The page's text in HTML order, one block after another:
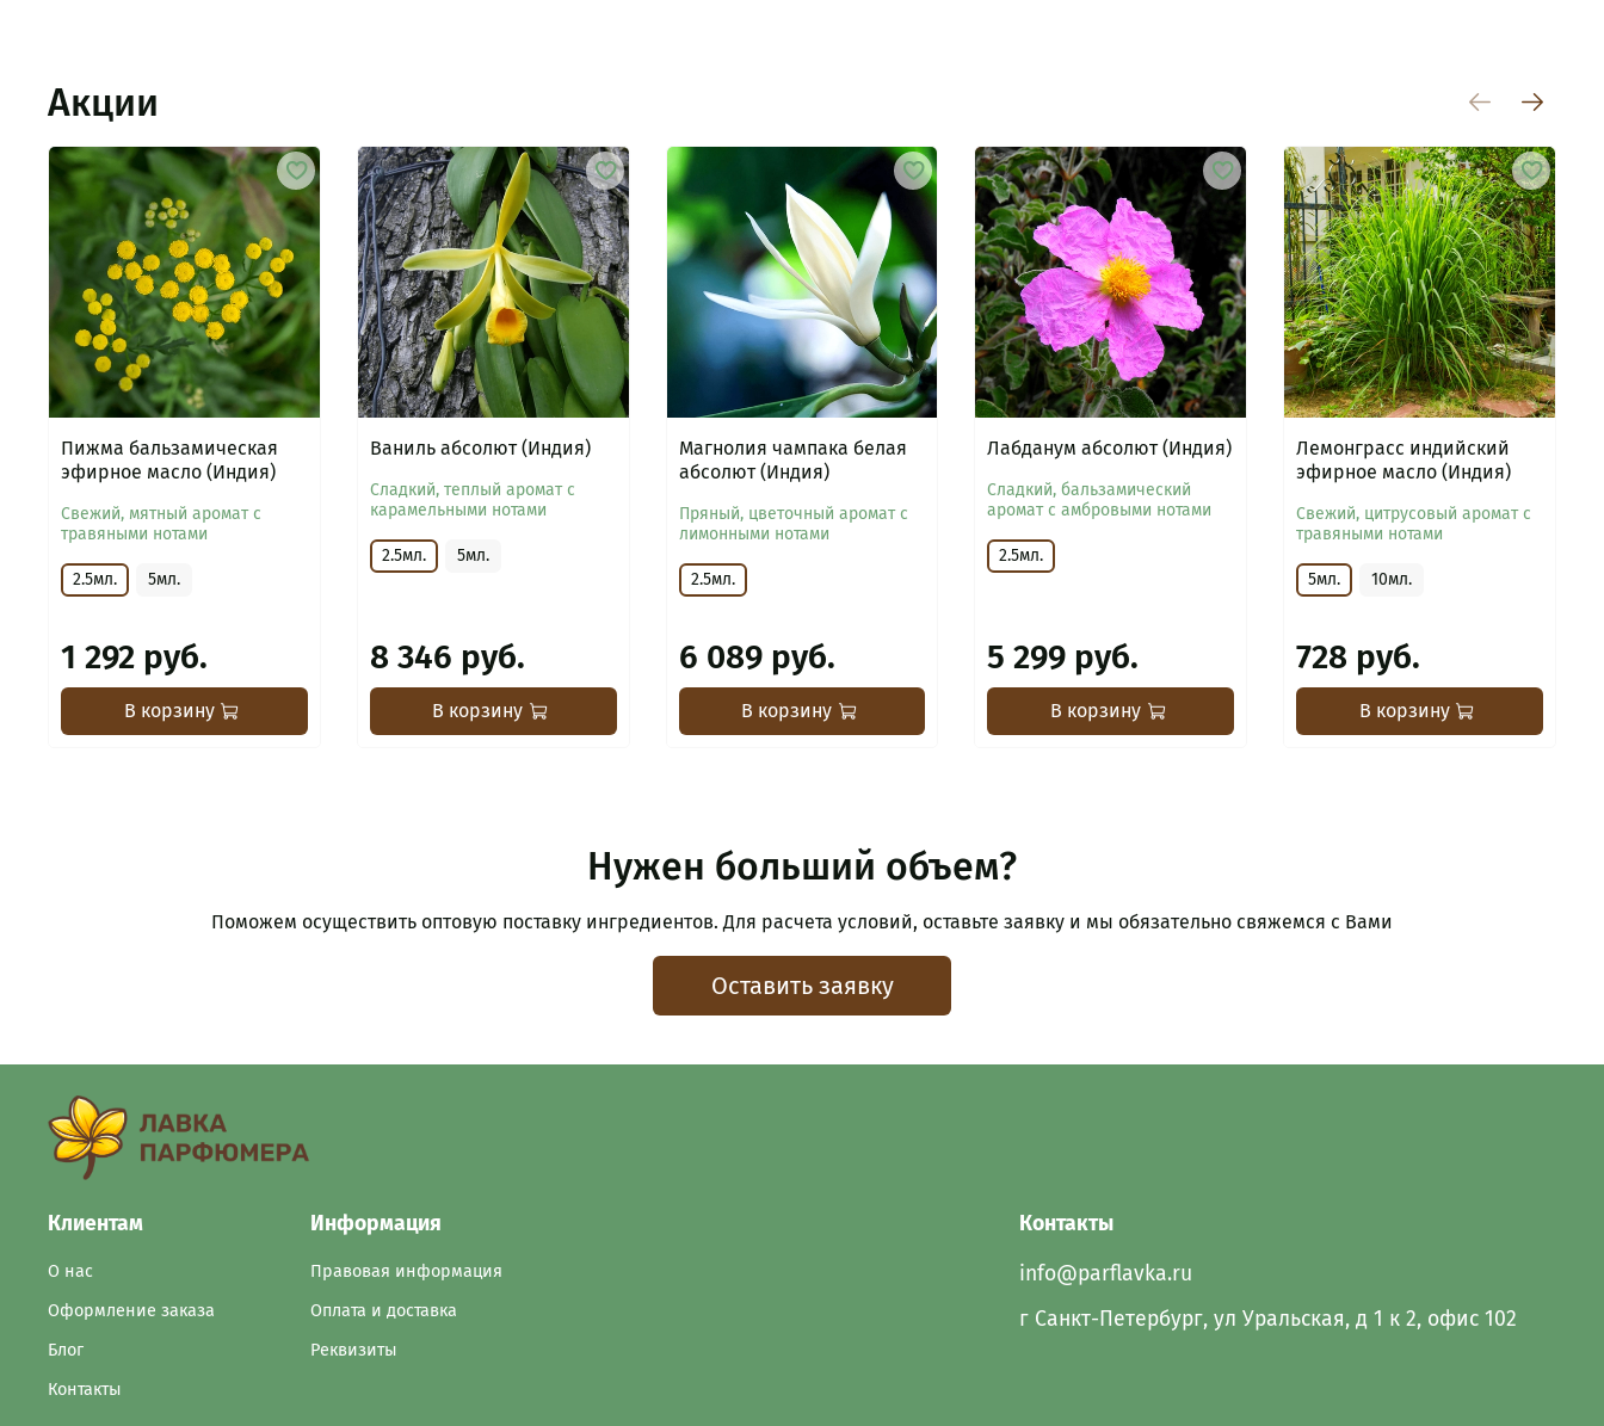
Акции
Пижма бальзамическая
эфирное масло (Индия)
Свежий, мятный аромат с
травяными нотами
2.5мл. 5мл.
1 292 руб.
В корзину
Ваниль абсолют (Индия)
Сладкий, теплый аромат с
карамельными нотами
2.5мл. 5мл.
8 346 руб.
В корзину
Магнолия чампака белая
абсолют (Индия)
Пряный, цветочный аромат с
лимонными нотами
2.5мл.
6 089 руб.
В корзину
Лабданум абсолют (Индия)
Сладкий, бальзамический
аромат с амбровыми нотами
2.5мл.
5 299 руб.
В корзину
Лемонграсс индийский
эфирное масло (Индия)
Свежий, цитрусовый аромат с
травяными нотами
5мл. 10мл.
728 руб.
В корзину
Нужен больший объем?
Поможем осуществить оптовую поставку ингредиентов. Для расчета условий, оставьте заявку и мы обязательно свяжемся с Вами
Оставить заявку
Клиентам
О нас
Оформление заказа
Блог
Контакты
Информация
Правовая информация
Оплата и доставка
Реквизиты
Контакты
info@parflavka.ru
г Санкт-Петербург, ул Уральская, д 1 к 2, офис 102